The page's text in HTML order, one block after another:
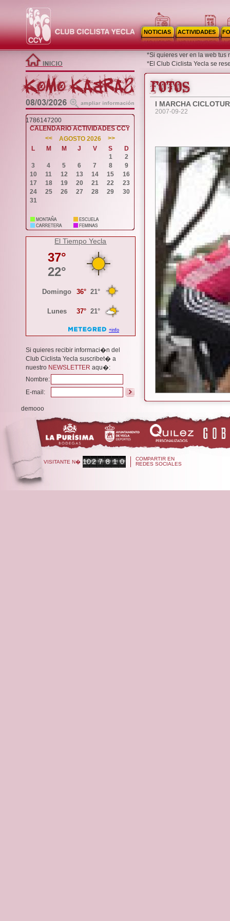
NOTICIAS ACTIVIDADES
*Si quieres ver en la web
*El Club Ciclista Yecla se
1786147200
CALENDARIO ACTIVIDADES CCY
<<
AGOSTO 2026
>>
L
M M J V S
D
1
2
3
4 5 6 7 8
9
10
11 12 13 14 15
16
17
18 19 20 21 22
23
24
25 26 27 28 29
30
31
El Tiempo Yecla
Si quieres recibir informaci�n del
Club Ciclista Yecla suscribet� a
nuestro NEWSLETTER aqu�:
Nombre:
E-mail:
demooo
I MARCHA
2007-09-22
VISITANTE N� 102 7 8 1 0
COMPARTIR EN
REDES SOCIALES